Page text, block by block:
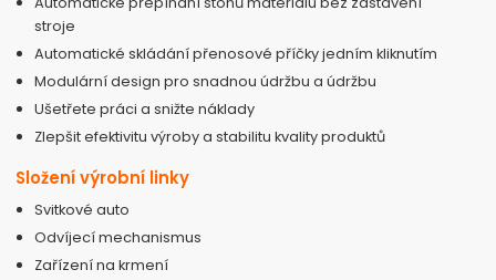
stroje
Automatické skládání přenosové příčky jedním kliknutím
Modulární design pro snadnou údržbu a údržbu
Ušetřete práci a snižte náklady
Zlepšit efektivitu výroby a stabilitu kvality produktů
Složení výrobní linky
Svitkové auto
Odvíjecí mechanismus
Zařízení na krmení